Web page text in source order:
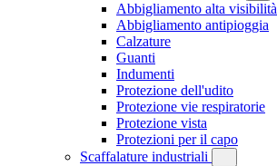
Abbigliamento alta visibilità
Abbigliamento antipioggia
Calzature
Guanti
Indumenti
Protezione dell'udito
Protezione vie respiratorie
Protezione vista
Protezioni per il capo
Scaffalature industriali